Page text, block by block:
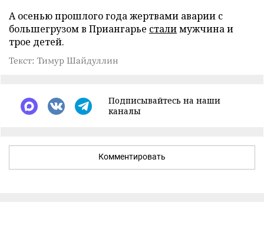
А осенью прошлого года жертвами аварии с
большегрузом в Приангарье сталимужчина и
трое детей.
Текст: Тимур Шайдуллин
Подписывайтесь на наши
каналы
Комментировать